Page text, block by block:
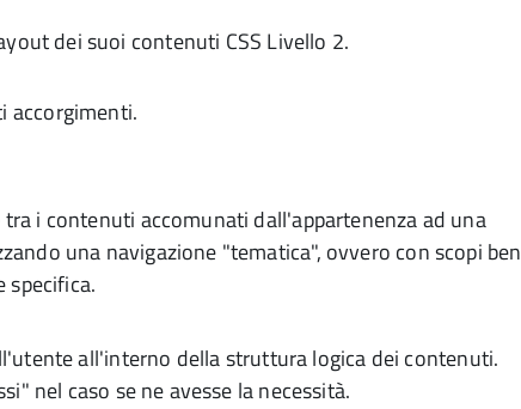
dei suoi contenuti CSS Livello 2.
accorgimenti.
i contenuti accomunati dall'appartenenza ad una
una navigazione "tematica", ovvero con scopi ben
specifica.
all'interno della struttura logica dei contenuti.
nel caso se ne avesse la necessità.